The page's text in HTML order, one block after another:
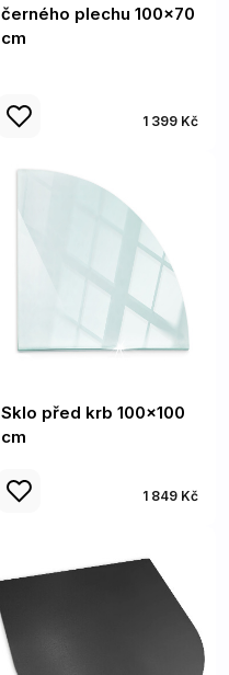
černého plechu 100x70
cm
1 399 Kč
Sklo před krb 100x100
cm
1 849 Kč